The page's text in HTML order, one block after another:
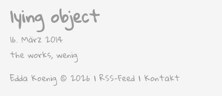
lying object
16. März 2014
the works, wenig
Edda Koenig © 2026 |RSS-Feed | Kontakt